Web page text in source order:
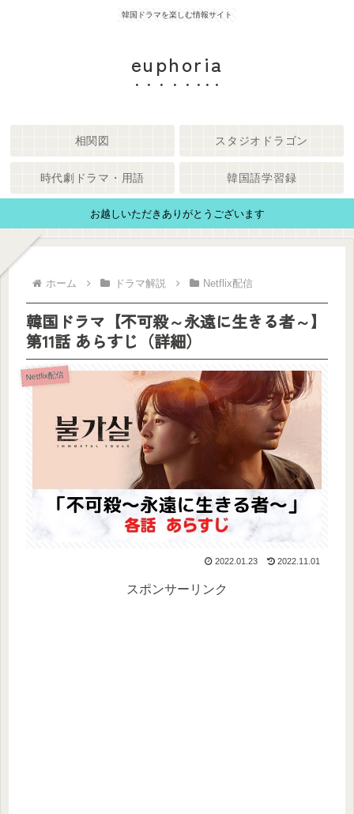
韓国ドラマを楽しむ情報サイト
euphoria
相関図 スタジオドラゴン
時代劇ドラマ・用語 韓国語学習録
お越しいただきありがとうございます
ホーム ドラマ解説 Netflix配信
韓国ドラマ【不可殺～永遠に生きる者～】
第11話 あらすじ（詳細）
Netflix配信
2022.01.23 2022.11.01
スポンサーリンク